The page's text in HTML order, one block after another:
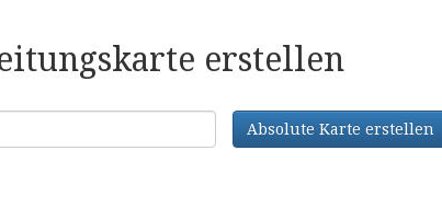
erstellen
Absolute Karte erstellen